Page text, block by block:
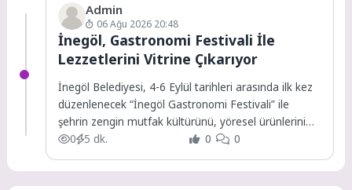
Admin
06 Ağu 2026 20:48
İnegöl, Gastronomi Festivali İle
Lezzetlerini Vitrine Çıkarıyor
İnegöl Belediyesi, 4-6 Eylül tarihleri arasında ilk kez
düzenlenecek “İnegöl Gastronomi Festivali” ile
şehrin zengin mutfak kültürünü, yöresel ürünlerini
ve...
0 5 dk. 0 0